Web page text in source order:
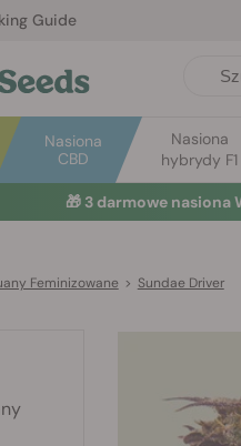
Guide
Nasiona
CBD
Nasiona
hybrydy F1
🎁 3 darmowe nasiona
Feminizowane > Sundae Driver